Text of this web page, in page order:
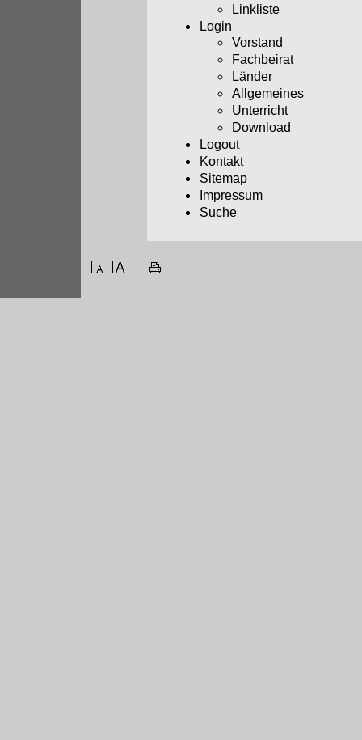
Linkliste
Login
Vorstand
Fachbeirat
Länder
Allgemeines
Unterricht
Download
Logout
Kontakt
Sitemap
Impressum
Suche